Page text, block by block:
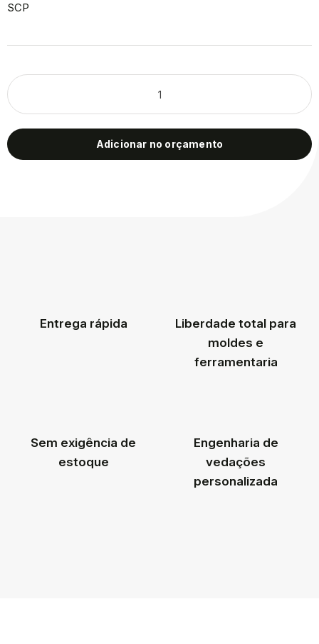
SCP
Adicionar no orçamento
Entrega rápida
Liberdade total para
moldes e
ferramentaria
Sem exigência de
estoque
Engenharia de
vedações
personalizada